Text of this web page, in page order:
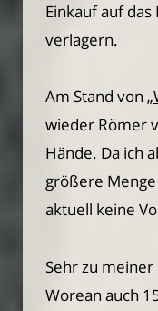
Einkauf auf
verlagern.
Am Stand von
wieder Römer
Hände. Da ich
größere
aktuell keine
Sehr zu
Worean auch